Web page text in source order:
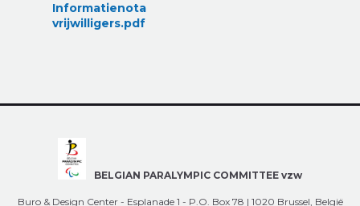
Informatienota
vrijwilligers.pdf
BELGIAN PARALYMPIC COMMITTEE vzw
Buro & Design Center - Esplanade 1 - P.O. Box 78 | 1020 Brussel, België